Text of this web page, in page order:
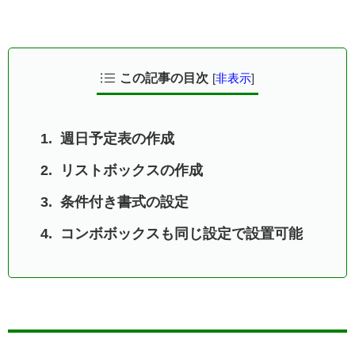
この記事の目次 [非表示]
週日予定表の作成
リストボックスの作成
条件付き書式の設定
コンボボックスも同じ設定で設置可能